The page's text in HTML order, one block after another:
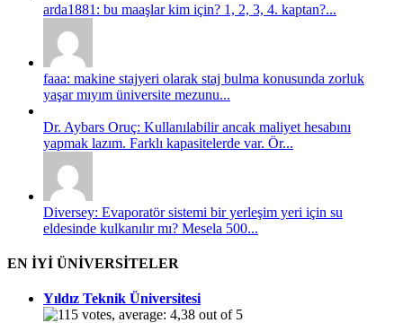
arda1881: bu maaşlar kim için? 1, 2, 3, 4. kaptan?...
faaa: makine stajyeri olarak staj bulma konusunda zorluk
yaşar mıyım üniversite mezunu...
Dr. Aybars Oruç: Kullanılabilir ancak maliyet hesabını
yapmak lazım. Farklı kapasitelerde var. Ör...
Diversey: Evaporatör sistemi bir yerleşim yeri için su
eldesinde kulkanılır mı? Mesela 500...
EN İYİ ÜNİVERSİTELER
Yıldız Teknik Üniversitesi